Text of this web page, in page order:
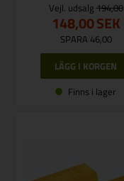
Vejl. udsalg 194,00
148,00SEK
SPARA 46,00
Finns i lager